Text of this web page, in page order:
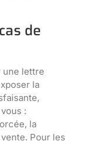
de
une lettre
la
:
la
Pour les